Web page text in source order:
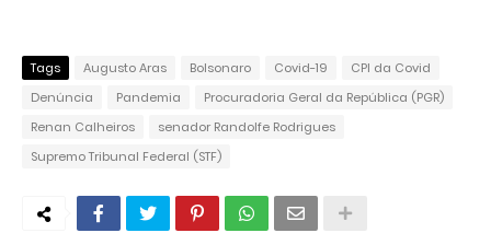
Tags Augusto Aras Bolsonaro Covid-19
CPI da Covid
Denúncia
Pandemia
Procuradoria Geral da República (PGR)
Renan Calheiros
senador Randolfe Rodrigues
Supremo Tribunal Federal (STF)